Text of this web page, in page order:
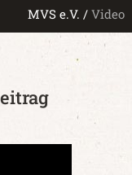
MVS e.V. /Video